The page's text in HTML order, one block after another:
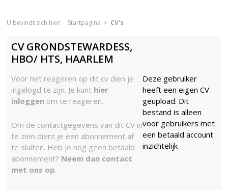
U bevindt zich hier: Startpagina > CV's
CV GRONDSTEWARDESS,
HBO/ HTS, HAARLEM
Voor het reageren op dit cv dien je
ingelogd te zijn. Je kunt hier
inloggen om te reageren.
Om de contactgegevens van dit CV in
te zien dient je een abonnement af
te sluiten. Heb je nog geen betaald
abonnement? Neem dan contact
met ons op.
Deze gebruiker
heeft een eigen CV
geupload. Dit
bestand is alleen
voor gebruikers met
een betaald account
inzichtelijk